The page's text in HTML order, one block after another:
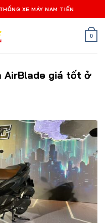
XE MÁY NAM TIẾN
0
AirBlade giá tốt ở